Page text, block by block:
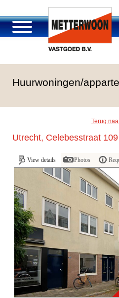
Portfolio
Huurwoningen/
Terug
Utrecht, Celebesstraat 109
View details Photos